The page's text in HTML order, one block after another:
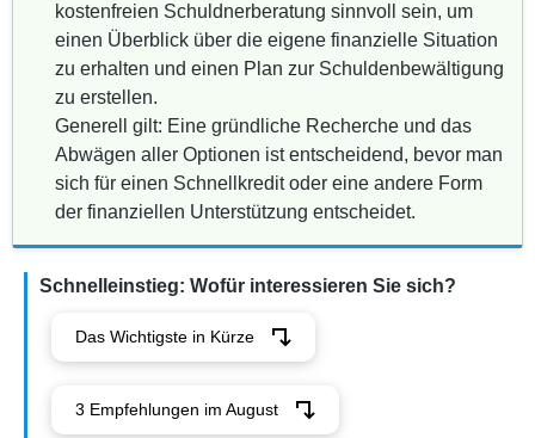
kostenfreien Schuldnerberatung sinnvoll sein, um
einen Überblick über die eigene finanzielle Situation
zu erhalten und einen Plan zur Schuldenbewältigung
zu erstellen.
Generell gilt: Eine gründliche Recherche und das
Abwägen aller Optionen ist entscheidend, bevor man
sich für einen Schnellkredit oder eine andere Form
der finanziellen Unterstützung entscheidet.
Schnelleinstieg: Wofür interessieren Sie sich?
Das Wichtigste in Kürze
3 Empfehlungen im August